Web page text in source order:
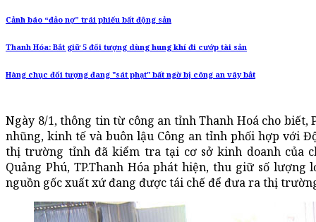
Cảnh báo “đảo nợ” trái phiếu bất động sản
Thanh Hóa: Bắt giữ 5 đối tượng dùng hung khí đi cướp tài sản
Hàng chục đối tượng đang "sát phạt" bất ngờ bị công an vây bắt
Ngày 8/1, thông tin từ công an tỉnh Thanh Hoá cho biết,
nhũng, kinh tế và buôn lậu Công an tỉnh phối hợp với
thị trường tỉnh đã kiểm tra tại cơ sở kinh doanh của
Quảng Phú, TP.Thanh Hóa phát hiện, thu giữ số
nguồn gốc xuất xứ đang được tái chế để đưa ra thị